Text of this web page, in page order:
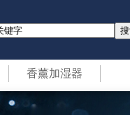
香薰加湿器